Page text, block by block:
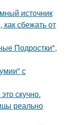
источник
сбежать от
Подростки",
с
скучно.
реально